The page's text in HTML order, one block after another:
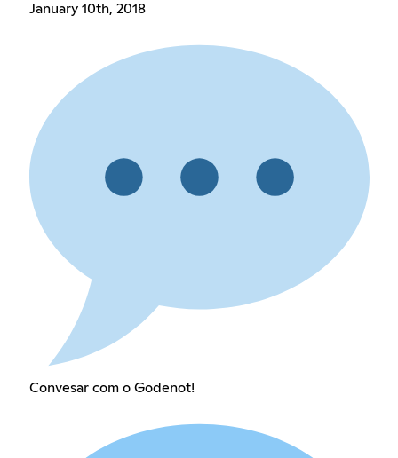
January 10th, 2018
Convesar com o Godenot!